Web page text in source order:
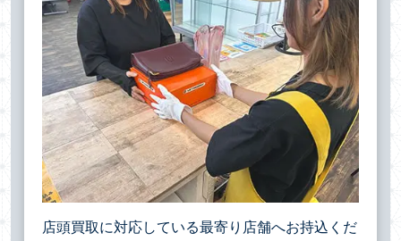
店頭買取に対応している最寄り店舗へお持込くだ